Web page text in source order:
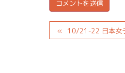
10/21-22 日本女